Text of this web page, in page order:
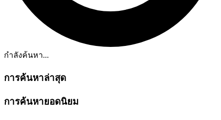
กำลังค้นหา...
การค้นหาล่าสุด
การค้นหายอดนิยม